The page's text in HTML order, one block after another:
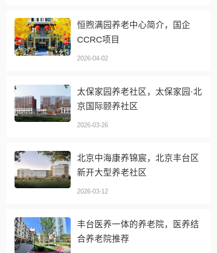
恒煦满园养老中心简介，国企
CCRC项目
2026-04-02
太保家园养老社区，太保家园·北
京国际颐养社区
2026-03-26
北京中海康养锦宸，北京丰台区
新开大型养老社区
2026-03-12
丰台医养一体的养老院，医养结
合养老院推荐